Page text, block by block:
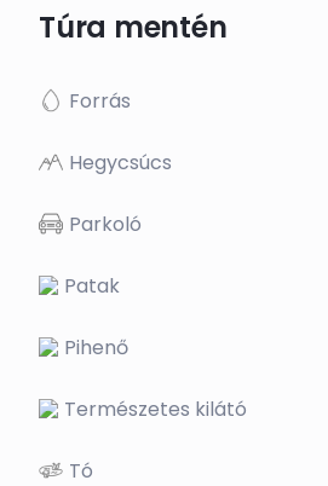
Túra mentén
Forrás
Hegycsúcs
Parkoló
Patak
Pihenő
Természetes kilátó
Tó